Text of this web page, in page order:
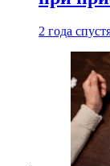
2 года